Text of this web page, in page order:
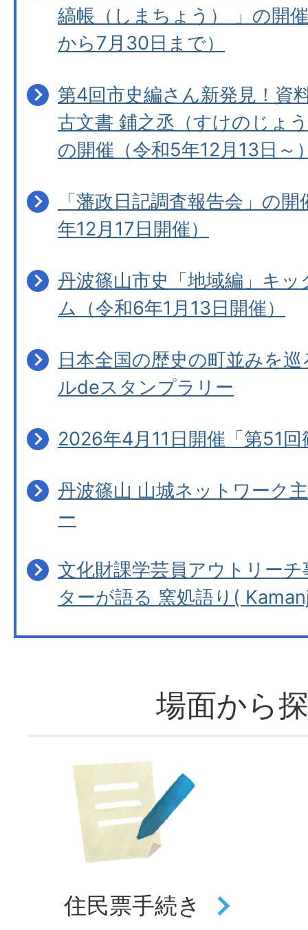
縞帳（しまちょう） 」の開
から7月30日まで）
第4回市史編さん新発見！資
古文書 鋪之丞（すけのじょ
の開催（令和5年12月13日～
「藩政日記調査報告会」の
年12月17日開催）
丹波篠山市史「地域編」キ
ム（令和6年1月13日開催）
日本全国の歴史の町並みを
ルdeスタンプラリー
2026年4月11日開催「第51
丹波篠山 山城ネットワーク
ー
文化財課学芸員アウトリー
ターが語る 窯処語り(
場面から
住民票手続き